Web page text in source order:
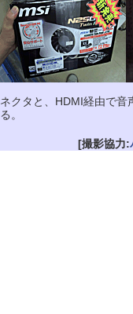
ネクタと、HDMI経由で音
る。
[撮影協力: